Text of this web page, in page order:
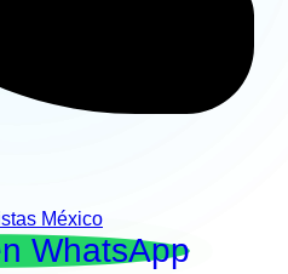
México
WhatsApp